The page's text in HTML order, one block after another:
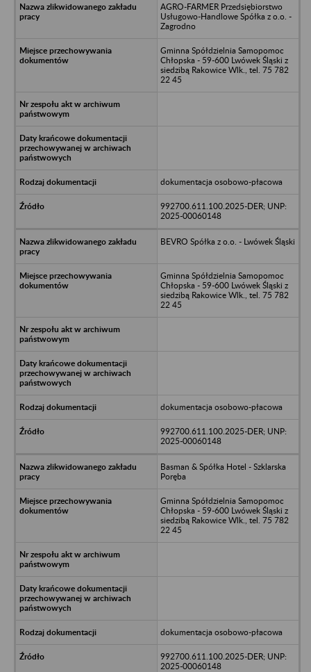
AGRO-FARMER Przedsiębiorstwo
Usługowo-Handlowe Spółka z o.o. -
Zagrodno
Gminna Spółdzielnia Samopomoc
Chłopska - 59-600 Lwówek Śląski z
siedzibą Rakowice Wlk., tel. 75 782
22 45
dokumentacja osobowo-płacowa
992700.611.100.2025-DER; UNP:
2025-00060148
BEVRO Spółka z o.o. - Lwówek Śląski
Gminna Spółdzielnia Samopomoc
Chłopska - 59-600 Lwówek Śląski z
siedzibą Rakowice Wlk., tel. 75 782
22 45
dokumentacja osobowo-płacowa
992700.611.100.2025-DER; UNP:
2025-00060148
Basman & Spółka Hotel - Szklarska
Poręba
Gminna Spółdzielnia Samopomoc
Chłopska - 59-600 Lwówek Śląski z
siedzibą Rakowice Wlk., tel. 75 782
22 45
dokumentacja osobowo-płacowa
992700.611.100.2025-DER; UNP:
2025-00060148